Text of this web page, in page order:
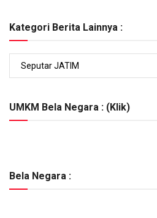
Kategori Berita Lainnya :
Berita
UMKM Bela Negara : (Klik)
Bela Negara :